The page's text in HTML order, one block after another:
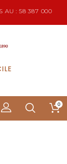
AU : 58 387 000
0